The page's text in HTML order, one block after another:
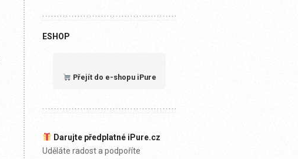
ESHOP
Přejít do e-shopu iPure
Darujte předplatné iPure.cz
Uděláte radost a podpoříte